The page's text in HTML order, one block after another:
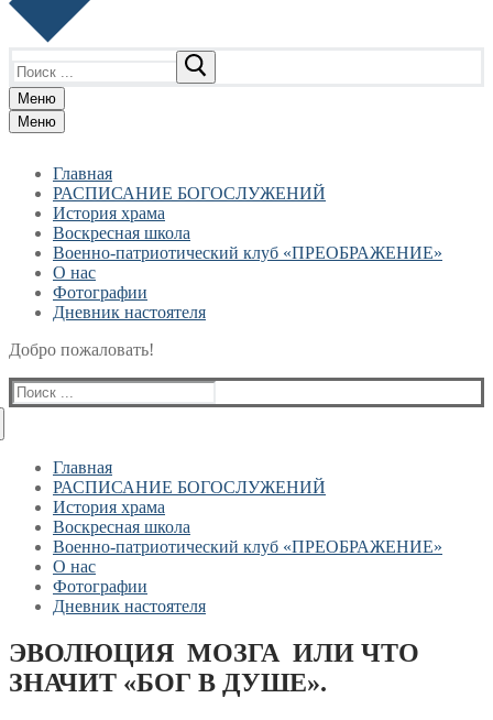
Меню
Меню
Главная
РАСПИСАНИЕ БОГОСЛУЖЕНИЙ
История храма
Воскресная школа
Военно-патриотический клуб «ПРЕОБРАЖЕНИЕ»
О нас
Фотографии
Дневник настоятеля
Добро пожаловать!
Найти:
Главная
РАСПИСАНИЕ БОГОСЛУЖЕНИЙ
История храма
Воскресная школа
Военно-патриотический клуб «ПРЕОБРАЖЕНИЕ»
О нас
Фотографии
Дневник настоятеля
ЭВОЛЮЦИЯ МОЗГА ИЛИ ЧТО
ЗНАЧИТ «БОГ В ДУШЕ».